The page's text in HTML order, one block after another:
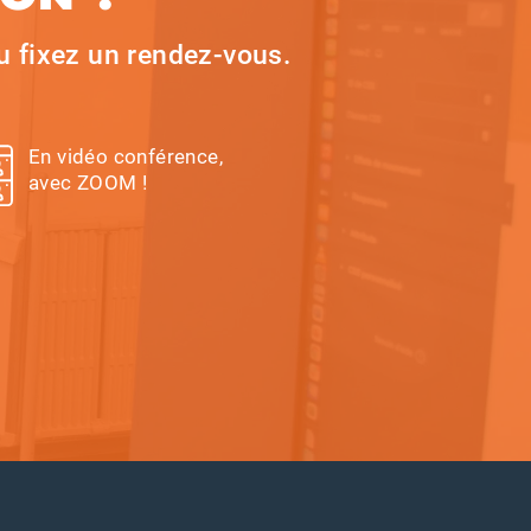
fixez un rendez-vous.
En vidéo conférence,
avec ZOOM !